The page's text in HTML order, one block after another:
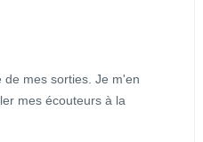
mes sorties. Je m'en
mes écouteurs à la